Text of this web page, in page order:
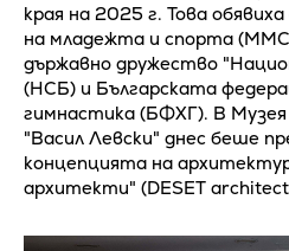
края на 2025 г. Това
на младежта и спорта
държавно дружество
(НСБ) и Българската
гимнастика (БФХГ). В
"Васил Левски" днес беше
концепцията на
архитекти" (DESET